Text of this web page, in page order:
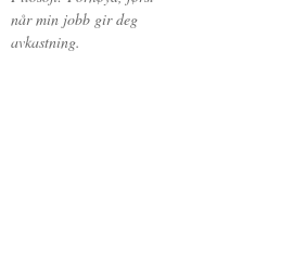
når min jobb gir deg
avkastning.